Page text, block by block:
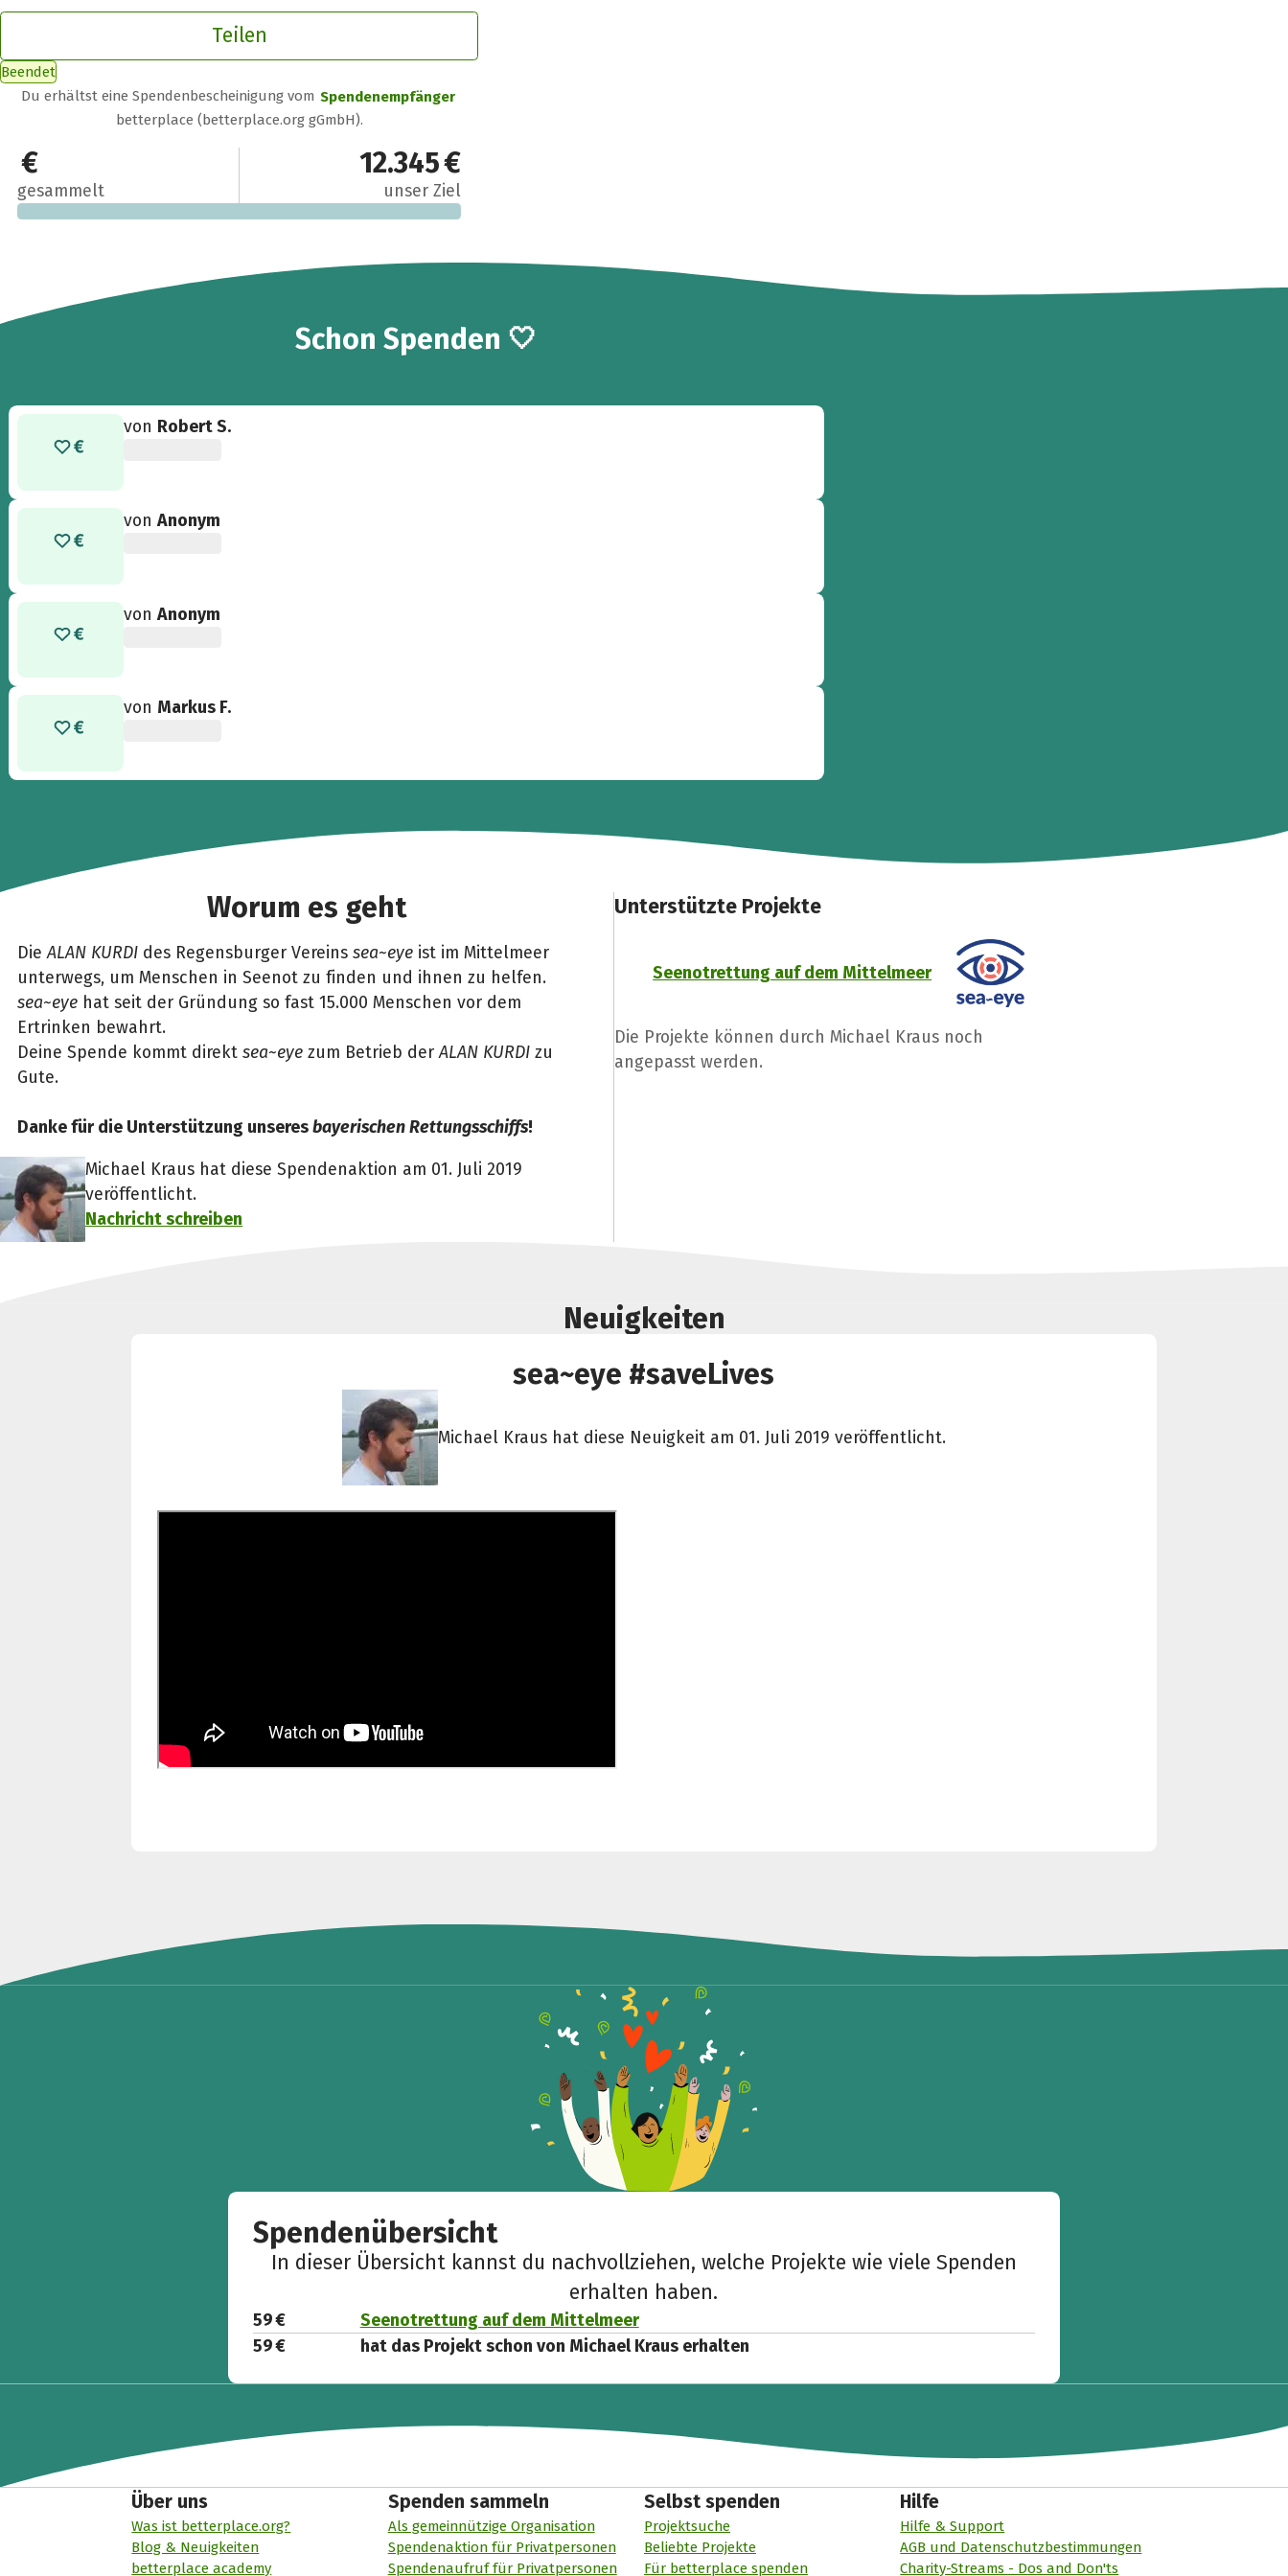
Teilen
Beendet
Du erhältst eine Spendenbescheinigung vom Spendenempfänger
betterplace (betterplace.org gGmbH).
59 €
gesammelt
12.345 €
unser Ziel
Schon4
Spenden 🤍
von Robert S.
vonAnonym
vonAnonym
von Markus F.
Worum es geht
DieALAN KURDI des Regensburger Vereins sea~eyeist im Mittelmeer
unterwegs, um Menschen in Seenot zu finden und ihnen zu helfen.
sea~eye hat seit der Gründung so fast 15.000 Menschen vor dem
Ertrinken bewahrt.
Deine Spende kommt direkt sea~eyezum Betrieb derALAN KURDIzu
Gute.
Danke für die Unterstützung unseresbayerischen Rettungsschiffs!
Michael Kraus hat diese Spendenaktion am 01. Juli 2019
veröffentlicht.
Nachricht schreiben
Unterstützte Projekte
Seenotrettung auf dem Mittelmeer
Die Projekte können durch Michael Kraus noch
angepasst werden.
Neuigkeiten
sea~eye #saveLives
Michael Kraus hat diese Neuigkeit am 01. Juli 2019 veröffentlicht.
Spendenübersicht
In dieser Übersicht kannst du nachvollziehen, welche Projekte wie viele Spenden
erhalten haben.
59 €
Seenotrettung auf dem Mittelmeer
59 €
hat das Projekt schon von Michael Kraus erhalten
Link kopieren
Über uns
Was ist betterplace.org?
Blog & Neuigkeiten
betterplace academy
Spenden sammeln
Als gemeinnützige Organisation
Spendenaktion für Privatpersonen
Spendenaufruf für Privatpersonen
Selbst spenden
Projektsuche
Beliebte Projekte
Für betterplace spenden
Hilfe
Hilfe & Support
AGB und Datenschutzbestimmungen
Charity-Streams - Dos and Don'ts